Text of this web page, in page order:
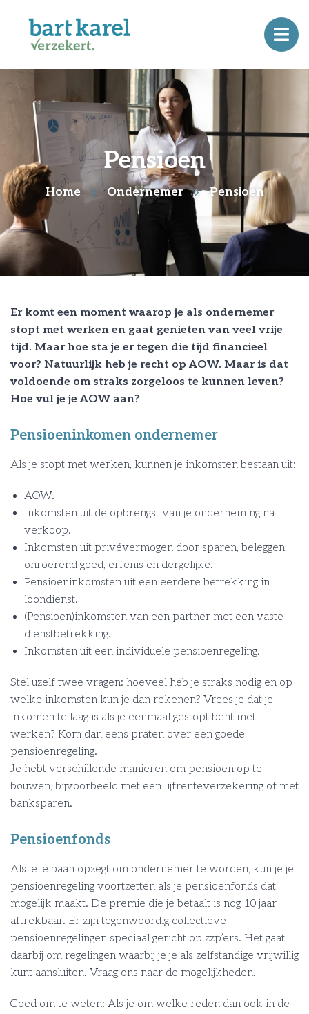
Pensioen
Home Ondernemer Pensioen
Er komt een moment waarop je als ondernemer
stopt met werken en gaat genieten van veel vrije
tijd. Maar hoe sta je er tegen die tijd financieel
voor? Natuurlijk heb je recht op AOW. Maar is dat
voldoende om straks zorgeloos te kunnen leven?
Hoe vul je je AOW aan?
Pensioeninkomen ondernemer
Als je stopt met werken, kunnen je inkomsten bestaan uit:
AOW.
Inkomsten uit de opbrengst van je onderneming na
verkoop.
Inkomsten uit privévermogen door sparen, beleggen,
onroerend goed, erfenis en dergelijke.
Pensioeninkomsten uit een eerdere betrekking in
loondienst.
(Pensioen)inkomsten van een partner met een vaste
dienstbetrekking.
Inkomsten uit een individuele pensioenregeling.
Stel uzelf twee vragen: hoeveel heb je straks nodig en op
welke inkomsten kun je dan rekenen? Vrees je dat je
inkomen te laag is als je eenmaal gestopt bent met
werken? Kom dan eens praten over een goede
pensioenregeling.
Je hebt verschillende manieren om pensioen op te
bouwen, bijvoorbeeld met een lijfrenteverzekering of met
banksparen.
Pensioenfonds
Als je je baan opzegt om ondernemer te worden, kun je je
pensioenregeling voortzetten als je pensioenfonds dat
mogelijk maakt. De premie die je betaalt is nog 10 jaar
aftrekbaar. Er zijn tegenwoordig collectieve
pensioenregelingen speciaal gericht op zzp’ers. Het gaat
daarbij om regelingen waarbij je je als zelfstandige vrijwillig
kunt aansluiten. Vraag ons naar de mogelijkheden.
Goed om te weten: Als je om welke reden dan ook in de